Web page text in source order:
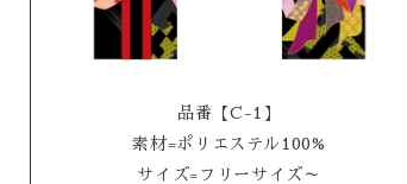
品番【C-1】
素材=ポリエステル100%
サイズ=フリーサイズ～